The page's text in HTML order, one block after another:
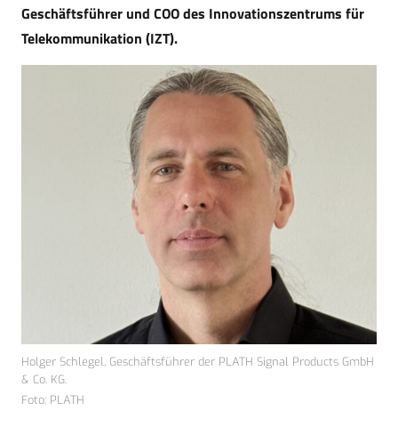
Geschäftsführer und COO des Innovationszentrums für
Telekommunikation (IZT).
Holger Schlegel, Geschäftsführer der PLATH Signal Products GmbH
& Co. KG.
Foto: PLATH